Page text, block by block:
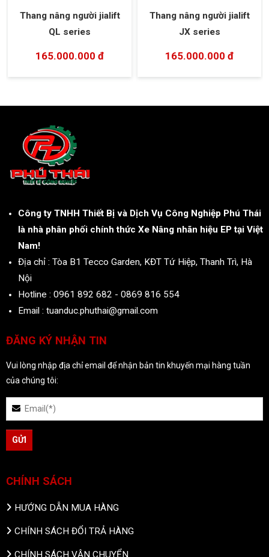
Thang nâng người jialift
QL series
165.000.000 đ
Thang nâng người jialift
JX series
165.000.000 đ
Công ty TNHH Thiết Bị và Dịch Vụ Công Nghiệp Phú Thái
là nhà phân phối chính thức Xe Nâng nhãn hiệu EP tại Việt
Nam!
Địa chỉ : Tòa B1 Tecco Garden, KĐT Tứ Hiệp, Thanh Trì, Hà
Nội
Hotline : 0961 892 682 - 0869 816 554
Email : tuanduc.phuthai@gmail.com
ĐĂNG KÝ NHẬN TIN
Vui lòng nhập địa chỉ email để nhận bản tin khuyến mại hàng tuần
của chúng tôi:
CHÍNH SÁCH
HƯỚNG DẪN MUA HÀNG
CHÍNH SÁCH ĐỔI TRẢ HÀNG
CHÍNH SÁCH VẬN CHUYỂN